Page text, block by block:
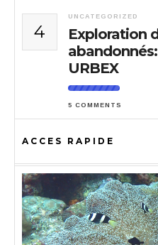
4
UNCATEGORIZED
Exploration
URBEX
5 COMMENTS
ACCES RAPIDE